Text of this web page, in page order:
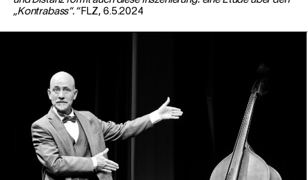
„Kontrabass“.“FLZ, 6.5.2024